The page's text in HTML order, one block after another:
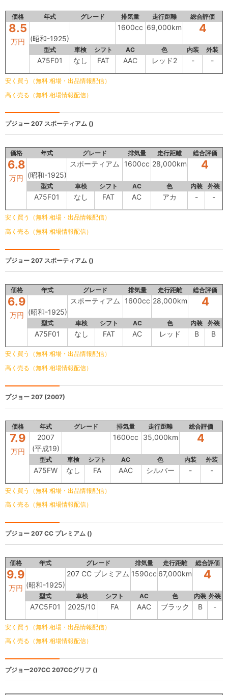
価格 年式 グレード 排気量 走行距離 総合評価
8.5
万円 (昭和-1925)
1600cc 69,000km 4
型式 車検 シフト AC 色 内装 外装
A75F01 なし FAT AAC レッド2 - -
安く買う（無料 相場・出品情報配信）
高く売る（無料 相場情報配信）
プジョー 207 スポーティアム ()
価格 年式 グレード 排気量 走行距離 総合評価
6.8
万円 (昭和-1925)
スポーティアム 1600cc 28,000km 4
型式 車検 シフト AC 色 内装 外装
A75F01 なし FAT AC アカ - -
安く買う（無料 相場・出品情報配信）
高く売る（無料 相場情報配信）
プジョー 207 スポーティアム ()
価格 年式 グレード 排気量 走行距離 総合評価
6.9
万円 (昭和-1925)
スポーティアム 1600cc 28,000km 4
型式 車検 シフト AC 色 内装 外装
A75F01 なし FAT AC レッド B B
安く買う（無料 相場・出品情報配信）
高く売る（無料 相場情報配信）
プジョー 207 (2007)
価格 年式 グレード 排気量 走行距離 総合評価
7.9
万円
2007
(平成19)
1600cc 35,000km 4
型式 車検 シフト AC 色 内装 外装
A75FW なし FA AAC シルバー - -
安く買う（無料 相場・出品情報配信）
高く売る（無料 相場情報配信）
プジョー 207 CC プレミアム ()
価格 年式 グレード 排気量 走行距離 総合評価
9.9
万円 (昭和-1925)
207 CC プレミアム 1590cc 67,000km 4
型式 車検 シフト AC 色 内装 外装
A7C5F01 2025/10 FA AAC ブラック B -
安く買う（無料 相場・出品情報配信）
高く売る（無料 相場情報配信）
プジョー207CC 207CCグリフ ()